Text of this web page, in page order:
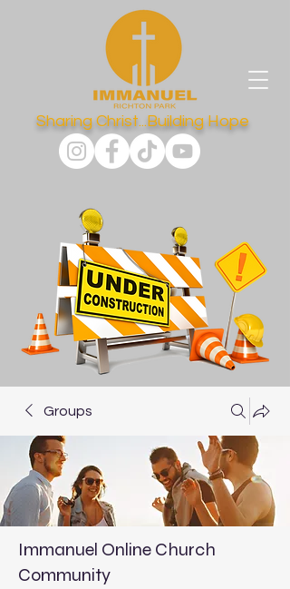
Sharing Christ...Building Hope
Groups
Immanuel Online Church
Community